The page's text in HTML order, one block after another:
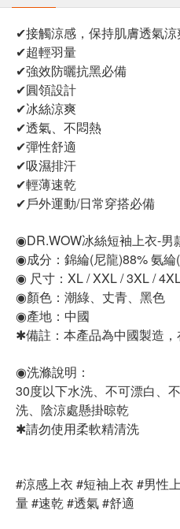
✔接觸涼感，保持肌膚透氣涼
✔超輕羽量
✔強效防曬抗黑必備
✔圓領設計
✔冰絲涼爽
✔透氣、不悶熱
✔彈性舒適
✔吸濕排汗
✔輕薄速乾
✔戶外運動/日常穿搭必備
◉DR.WOW冰絲短袖上衣-男
◉成分：錦綸(尼龍)88% 氨綸
◉ 尺寸：XL / XXL / 3XL /
◉顏色：潮綠、丈青、黑色
◉產地：中國
✱備註：本產品為中國製造，
◉洗滌說明：
30度以下水洗、不可漂白、
洗、陰涼處懸掛晾乾
✱請勿使用柔軟精清洗
#涼感上衣 #短袖上衣 #男性
量 #速乾 #透氣 #舒適